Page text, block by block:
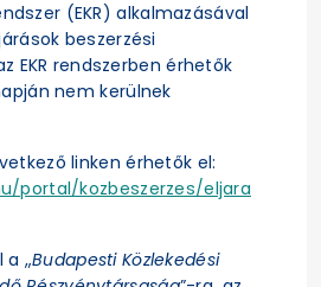
(EKR) alkalmazásával
beszerzési
EKR rendszerben érhetők
nem kerülnek
linken érhetők el:
portal/kozbeszerzes/eljara
a „Budapesti Közlekedési